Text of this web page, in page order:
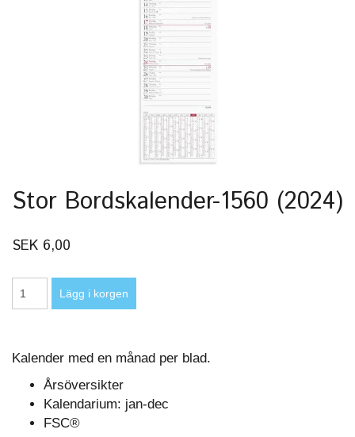
Stor Bordskalender-1560 (2024)
SEK 6,00
Kalender med en månad per blad.
Årsöversikter
Kalendarium: jan-dec
FSC®